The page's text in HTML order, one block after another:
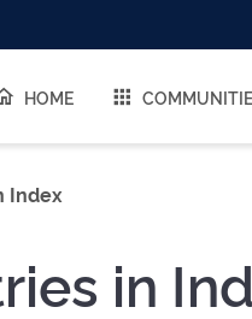
HOME
Index
in